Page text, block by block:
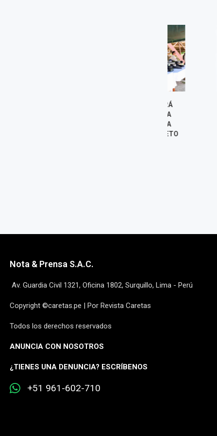
JÓVENES
PARA
Nota & Prensa S.A.C.
Av. Guardia Civil 1321, Oficina 1802, Surquillo, Lima - Perú
Copyright ©caretas.pe | Por Revista Caretas
Todos los derechos reservados
ANUNCIA CON NOSOTROS
¿TIENES UNA DENUNCIA? ESCRÍBENOS
+51 961-602-710